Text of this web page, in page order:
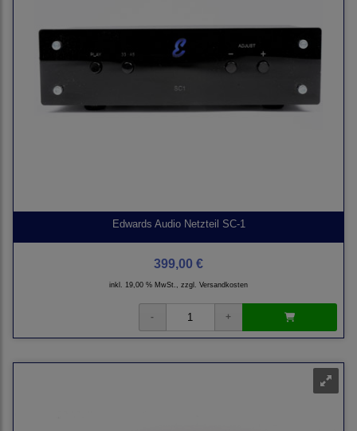
Edwards Audio Netzteil SC-1
399,00 €
inkl. 19,00 % MwSt., zzgl. Versandkosten